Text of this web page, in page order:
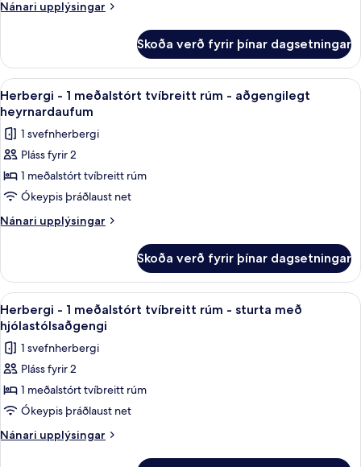
meðalstórt
rúm
Nánari upplýsingar
Nánari
-
meðalstórt
tvíbreitt
rúm
Skoða verð fyrir þínar dagsetningar
Skoða
allar
myndir
fyrir
Herbergi
-
1
meðalstórt
-
aðgengilegt
heyrnardaufum
Rúmföt úr egypskri bómull, rúmföt
7
Herbergi - 1 meðalstórt tvíbreitt rúm - aðgengilegt
heyrnardaufum
1 svefnherbergi
Pláss fyrir 2
1 meðalstórt tvíbreitt rúm
Ókeypis þráðlaust net
Nánari upplýsingar
Nánari
-
meðalstórt
tvíbreitt
rúm
aðgengilegt
heyrnardaufum
Skoða verð fyrir þínar dagsetningar
Skoða
allar
myndir
fyrir
Herbergi
-
1
meðalstórt
Rúmföt úr egypskri bómull, rúmföt
7
Herbergi - 1 meðalstórt tvíbreitt rúm - sturta með
hjólastólsaðgengi
1 svefnherbergi
Pláss fyrir 2
1 meðalstórt tvíbreitt rúm
Ókeypis þráðlaust net
Nánari upplýsingar
Nánari